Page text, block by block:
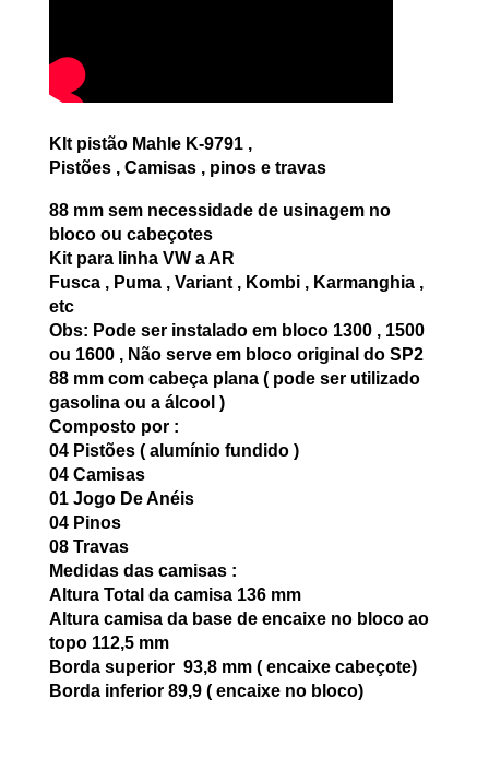
KIt pistão Mahle K-9791 ,
Pistões , Camisas , pinos e travas
88 mm sem necessidade de usinagem no
bloco ou cabeçotes
Kit para linha VW a AR
Fusca , Puma , Variant , Kombi , Karmanghia ,
etc
Obs: Pode ser instalado em bloco 1300 , 1500
ou 1600 , Não serve em bloco original do SP2
88 mm com cabeça plana ( pode ser utilizado
gasolina ou a álcool )
Composto por :
04 Pistões ( alumínio fundido )
04 Camisas
01 Jogo De Anéis
04 Pinos
08 Travas
Medidas das camisas :
Altura Total da camisa 136 mm
Altura camisa da base de encaixe no bloco ao
topo 112,5 mm
Borda superior 93,8 mm ( encaixe cabeçote)
Borda inferior 89,9 ( encaixe no bloco)